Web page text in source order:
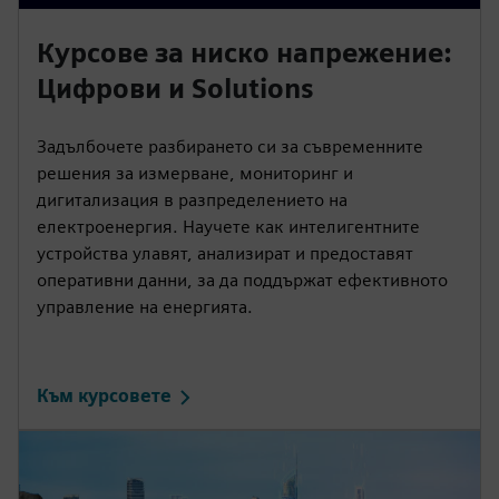
Курсове за ниско напрежение:
Цифрови и Solutions
Задълбочете разбирането си за съвременните
решения за измерване, мониторинг и
дигитализация в разпределението на
електроенергия. Научете как интелигентните
устройства улавят, анализират и предоставят
оперативни данни, за да поддържат ефективното
управление на енергията.
Към курсовете